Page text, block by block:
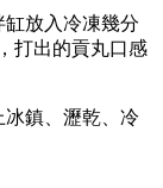
放入冷凍幾分
打出的貢丸口感
鎮、瀝乾、冷